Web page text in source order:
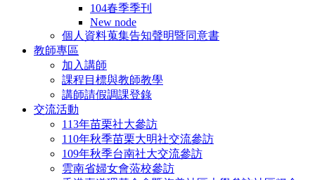
104春季季刊
New node
個人資料蒐集告知聲明暨同意書
教師專區
加入講師
課程目標與教師教學
講師請假調課登錄
交流活動
113年苗栗社大參訪
110年秋季苗栗大明社交流參訪
109年秋季台南社大交流參訪
雲南省婦女會蒞校參訪